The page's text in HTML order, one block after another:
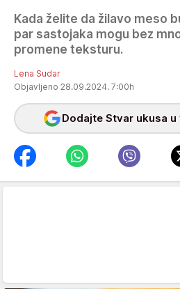
Kada želite da žilavo meso
par sastojaka mogu bez
promene teksturu.
Lena Sudar
Objavljeno 28.09.2024. 7:00h
Dodajte Stvar ukusa